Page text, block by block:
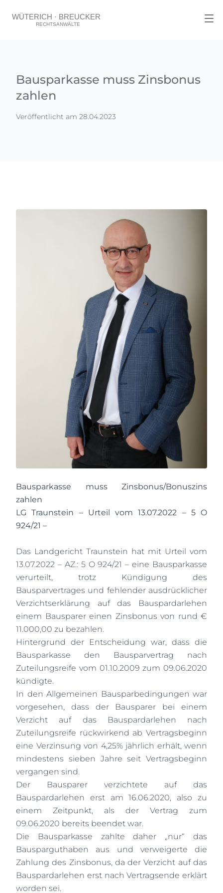
Bausparkasse muss Zinsbonus
zahlen
Veröffentlicht am 28.04.2023
Bausparkasse muss Zinsbonus/Bonuszins
zahlen
LG Traunstein – Urteil vom 13.07.2022 – 5 O
924/21 –
Das Landgericht Traunstein hat mit Urteil vom
13.07.2022 – AZ.: 5 O 924/21 – eine Bausparkasse
verurteilt, trotz Kündigung des
Bausparvertrages und fehlender ausdrücklicher
Verzichtserklärung auf das Bauspardarlehen
einem Bausparer einen Zinsbonus von rund €
11.000,00 zu bezahlen.
Hintergrund der Entscheidung war, dass die
Bausparkasse den Bausparvertrag nach
Zuteilungsreife vom 01.10.2009 zum 09.06.2020
kündigte.
In den Allgemeinen Bausparbedingungen war
vorgesehen, dass der Bausparer bei einem
Verzicht auf das Bauspardarlehen nach
Zuteilungsreife rückwirkend ab Vertragsbeginn
eine Verzinsung von 4,25% jährlich erhält, wenn
mindestens sieben Jahre seit Vertragsbeginn
vergangen sind.
Der Bausparer verzichtete auf das
Bauspardarlehen erst am 16.06.2020, also zu
einem Zeitpunkt, als der Vertrag zum
09.06.2020 bereits beendet war.
Die Bausparkasse zahlte daher „nur“ das
Bausparguthaben aus und verweigerte die
Zahlung des Zinsbonus, da der Verzicht auf das
Bauspardarlehen erst nach Vertragsende erklärt
worden sei.